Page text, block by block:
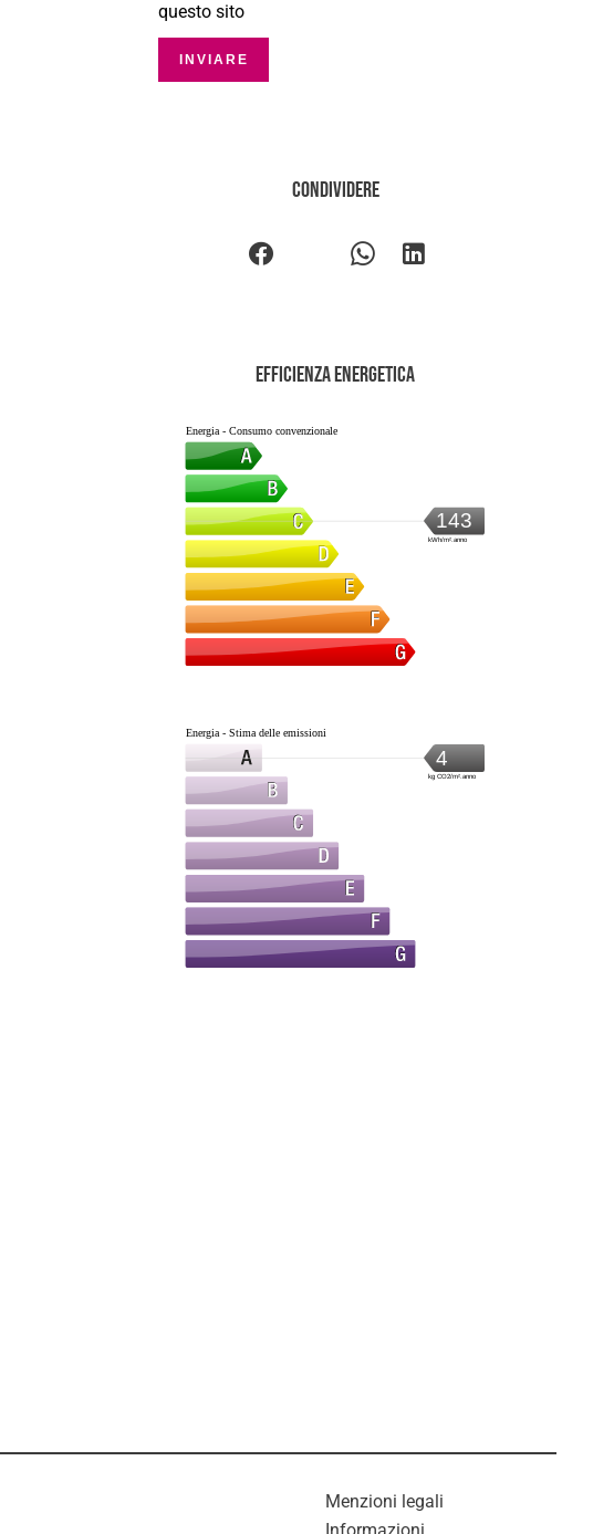
questo sito
INVIARE
Condividere
Efficienza energetica
Energia - Consumo convenzionale
143
kWh/m².anno
Energia - Stima delle emissioni
4
kg CO2/m².anno
Menzioni legali